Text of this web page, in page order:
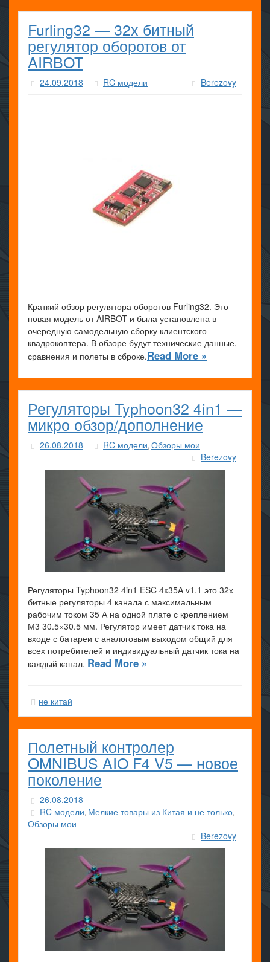
Furling32 — 32х битный
регулятор оборотов от
AIRBOT
24.09.2018 RC модели Berezovy
Краткий обзор регулятора оборотов Furling32. Это
новая модель от AIRBOT и была установлена в
очередную самодельную сборку клиентского
квадрокоптера. В обзоре будут технические данные,
сравнения и полеты в сброке.Read More »
Регуляторы Typhoon32 4in1 —
микро обзор/дополнение
26.08.2018 RC модели, Обзоры мои
Berezovy
Регуляторы Typhoon32 4in1 ESC 4x35A v1.1 это 32х
битные регуляторы 4 канала с максимальным
рабочим током 35 А на одной плате с креплением
М3 30.5×30.5 мм. Регулятор имеет датчик тока на
входе с батареи с аналоговым выходом общий для
всех потребителей и индивидуальный датчик тока на
каждый канал. Read More »
не китай
Полетный контролер
OMNIBUS AIO F4 V5 — новое
поколение
26.08.2018
RC модели, Мелкие товары из Китая и не только,
Обзоры мои
Berezovy